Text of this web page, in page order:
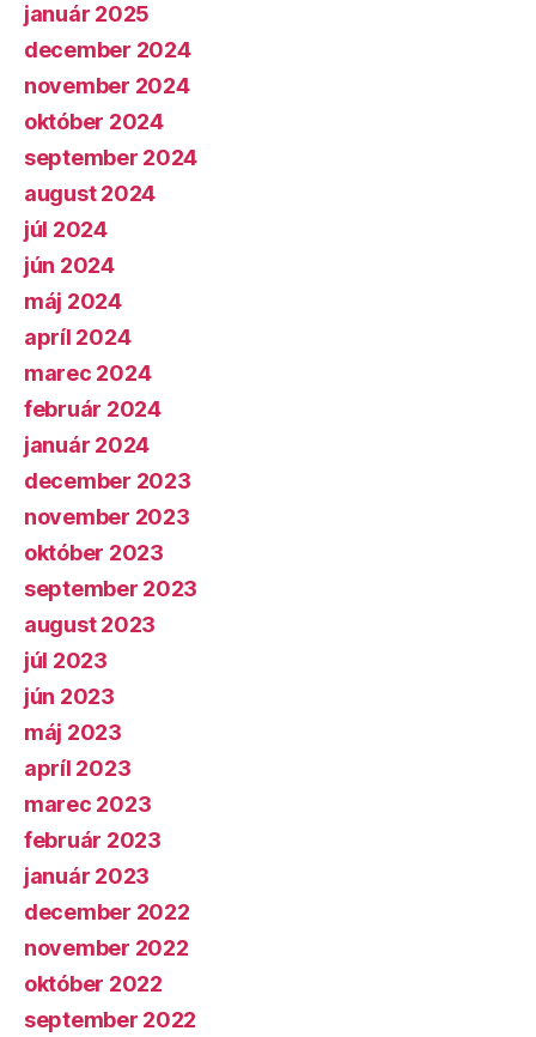
január 2025
december 2024
november 2024
október 2024
september 2024
august 2024
júl 2024
jún 2024
máj 2024
apríl 2024
marec 2024
február 2024
január 2024
december 2023
november 2023
október 2023
september 2023
august 2023
júl 2023
jún 2023
máj 2023
apríl 2023
marec 2023
február 2023
január 2023
december 2022
november 2022
október 2022
september 2022